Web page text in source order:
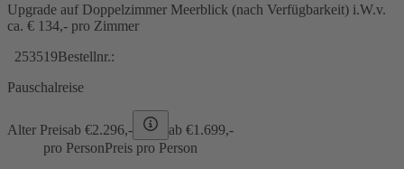
Upgrade auf Doppelzimmer Meerblick (nach Verfügbarkeit) i.W.v.
ca. € 134,- pro Zimmer
253519Bestellnr.:
Pauschalreise
Alter Preisab €2.296,- ab €1.699,-
pro PersonPreis pro Person